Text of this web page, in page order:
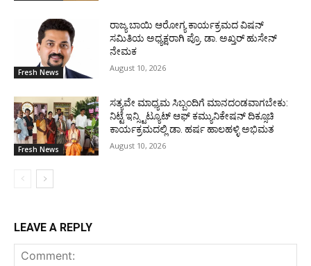
Fresh News
ರಾಜ್ಯ ಬಾಯಿ ಆರೋಗ್ಯ ಕಾರ್ಯಕ್ರಮದ ವಿಷನ್
ಸಮಿತಿಯ ಅಧ್ಯಕ್ಷರಾಗಿ ಪ್ರೊ. ಡಾ. ಅಖ್ತರ್ ಹುಸೇನ್
ನೇಮಕ
August 10, 2026
Fresh News
ಸತ್ಯವೇ ಮಾಧ್ಯಮ ಸಿಬ್ಬಂದಿಗೆ ಮಾನದಂಡವಾಗಬೇಕು:
ನಿಟ್ಟೆ ಇನ್ಸ್ಟಿಟ್ಯೂಟ್ ಆಫ್ ಕಮ್ಯುನಿಕೇಷನ್ ದಿಕ್ಸೂಚಿ
ಕಾರ್ಯಕ್ರಮದಲ್ಲಿ ಡಾ. ಹರ್ಷ ಹಾಲಹಳ್ಳಿ ಅಭಿಮತ
August 10, 2026
LEAVE A REPLY